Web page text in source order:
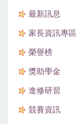
最新訊息
家長資訊專區
榮譽榜
獎助學金
進修研習
競賽資訊